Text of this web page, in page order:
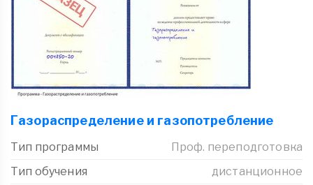
Газораспределение и газопотребление
Тип программы
Проф. переподготовка
Тип обучения
дистанционное